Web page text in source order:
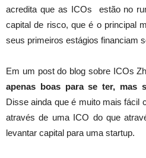
acredita que as ICOs estão no
capital de risco, que é o principal
seus primeiros estágios financiam
Em um post do blog sobre ICOs
apenas boas para se ter, mas
Disse ainda que é muito mais fácil
através de uma ICO do que
levantar capital para uma startup.